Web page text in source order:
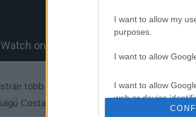
I want to allow my
purposes.
I want to allow
I want to allow
web or device
több különdíjat is kiosztottak. A 300
Costa Henryco kapta.